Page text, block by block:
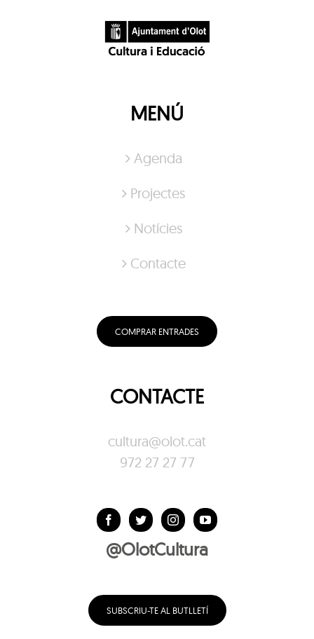
MENÚ
Agenda
Projectes
Notícies
Contacte
COMPRAR ENTRADES
CONTACTE
cultura@olot.cat
972 27 27 77
@OlotCultura
SUBSCRIU-TE AL BUTLLETÍ